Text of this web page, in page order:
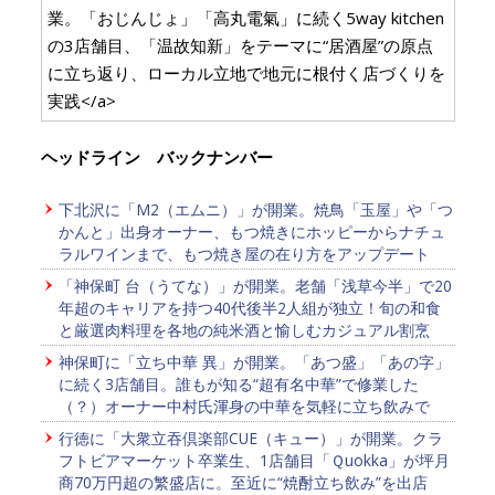
業。「おじんじょ」「高丸電氣」に続く5way kitchen
の3店舗目、「温故知新」をテーマに“居酒屋”の原点
に立ち返り、ローカル立地で地元に根付く店づくりを
実践</a>
ヘッドライン バックナンバー
下北沢に「M2（エムニ）」が開業。焼鳥「玉屋」や「つ
かんと」出身オーナー、もつ焼きにホッピーからナチュ
ラルワインまで、もつ焼き屋の在り方をアップデート
「神保町 台（うてな）」が開業。老舗「浅草今半」で20
年超のキャリアを持つ40代後半2人組が独立！旬の和食
と厳選肉料理を各地の純米酒と愉しむカジュアル割烹
神保町に「立ち中華 異」が開業。「あつ盛」「あの字」
に続く3店舗目。誰もが知る“超有名中華”で修業した
（？）オーナー中村氏渾身の中華を気軽に立ち飲みで
行徳に「大衆立吞倶楽部CUE（キュー）」が開業。クラ
フトビアマーケット卒業生、1店舗目「Ｑuokka」が坪月
商70万円超の繁盛店に。至近に“焼酎立ち飲み”を出店